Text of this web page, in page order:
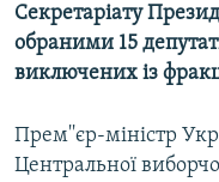
ФОТО
СПЕЦПРОЄКТИ
КРИМ РЕАЛІЇ
Секретарiату
обраними 15
виключених iз
Прем''єр-міністр
Центральної